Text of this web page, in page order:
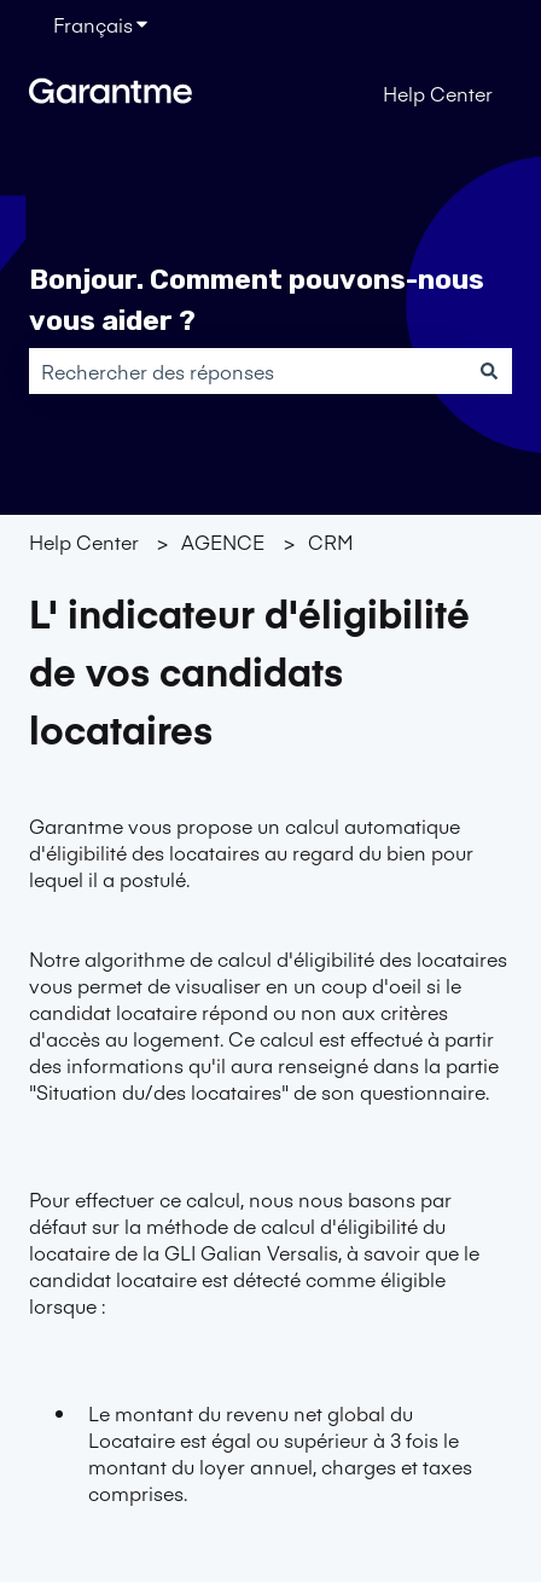
FrançaisAfficher le sous-menu pour les traductions
Help Center
Bonjour. Comment pouvons-nous
vous aider ?
Il n'y a aucune suggestion car le champ de recherche
Help Center AGENCE CRM
L' indicateur d'éligibilité
de vos candidats
locataires
Garantme vous propose un calcul automatique
d'éligibilité des locataires au regard du bien pour
lequel il a postulé.
Notre algorithme de calcul d'éligibilité des locataires
vous permet de visualiser en un coup d'oeil si le
candidat locataire répond ou non aux critères
d'accès au logement. Ce calcul est effectué à partir
des informations qu'il aura renseigné dans la partie
"Situation du/des locataires" de son questionnaire.
Pour effectuer ce calcul, nous nous basons par
défaut sur la méthode de calcul d'éligibilité du
locataire de la GLI Galian Versalis, à savoir que le
candidat locataire est détecté comme éligible
lorsque :
Le montant du revenu net global du
Locataire est égal ou supérieur à 3 fois le
montant du loyer annuel, charges et taxes
comprises.